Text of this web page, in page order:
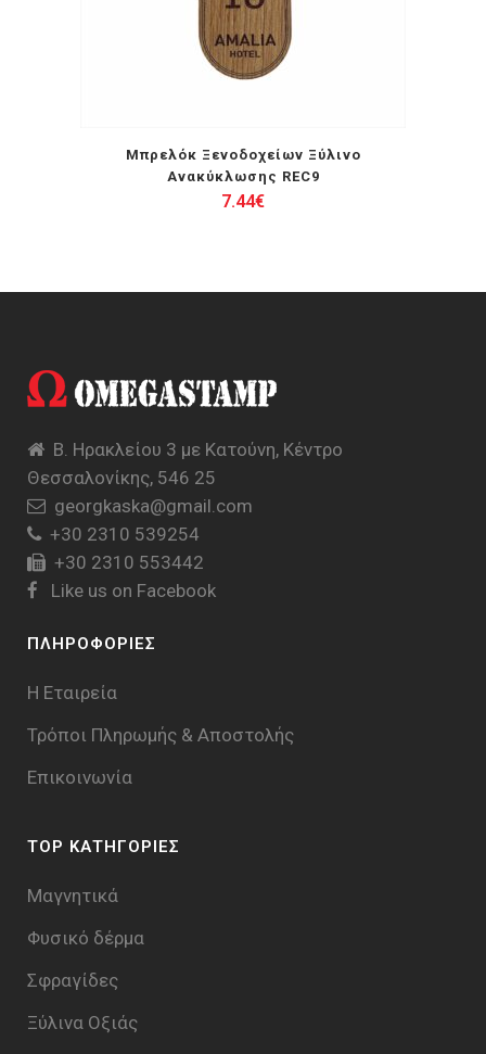
Μπρελόκ Ξενοδοχείων Ξύλινο
Ανακύκλωσης REC9
7.44€
Β. Ηρακλείου 3 με Κατούνη, Κέντρο
Θεσσαλονίκης, 546 25
georgkaska@gmail.com
+30 2310 539254
+30 2310 553442
Like us on Facebook
ΠΛΗΡΟΦΟΡΙΕΣ
Η Εταιρεία
Τρόποι Πληρωμής & Aποστολής
Επικοινωνία
TOP ΚΑΤΗΓΟΡΙΕΣ
Μαγνητικά
Φυσικό δέρμα
Σφραγίδες
Ξύλινα Οξιάς